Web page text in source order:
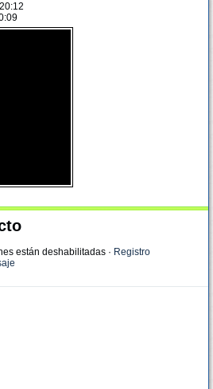
están deshabilitadas · Registro